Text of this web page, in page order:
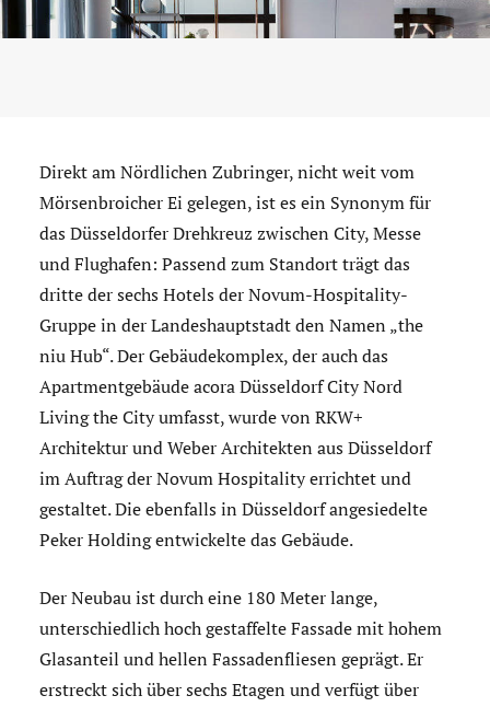
Direkt am Nördlichen Zubringer, nicht weit vom
Mörsenbroicher Ei gelegen, ist es ein Synonym für
das Düsseldorfer Drehkreuz zwischen City, Messe
und Flughafen: Passend zum Standort trägt das
dritte der sechs Hotels der Novum-Hospitality-
Gruppe in der Landeshauptstadt den Namen „the
niu Hub“. Der Gebäudekomplex, der auch das
Apartmentgebäude acora Düsseldorf City Nord
Living the City umfasst, wurde von RKW+
Architektur und Weber Architekten aus Düsseldorf
im Auftrag der Novum Hospitality errichtet und
gestaltet. Die ebenfalls in Düsseldorf angesiedelte
Peker Holding entwickelte das Gebäude.
Der Neubau ist durch eine 180 Meter lange,
unterschiedlich hoch gestaffelte Fassade mit hohem
Glasanteil und hellen Fassadenfliesen geprägt. Er
erstreckt sich über sechs Etagen und verfügt über